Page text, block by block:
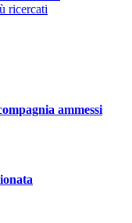
ricercati
ammessi